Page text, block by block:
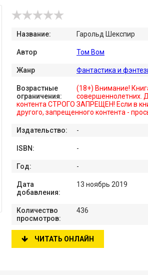
Название: Гарольд Шекспир
Автор Том Вом
Жанр Фантастика и
Возрастные
ограничения:
(18+) Внимание!
совершеннолетних.
контента СТРОГО ЗАПРЕЩЕН! Если в
другого, запрещенного контента -
Издательство: -
ISBN: -
Год: -
Дата
добавления:
13 ноябрь 2019
Количество
просмотров:
436
ЧИТАТЬ ОНЛАЙН